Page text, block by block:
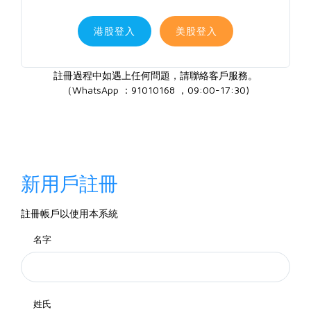
港股登入 美股登入
註冊過程中如遇上任何問題，請聯絡客戶服務。
（WhatsApp ：91010168 ，09:00-17:30)
新用戶註冊
註冊帳戶以使用本系統
名字
姓氏